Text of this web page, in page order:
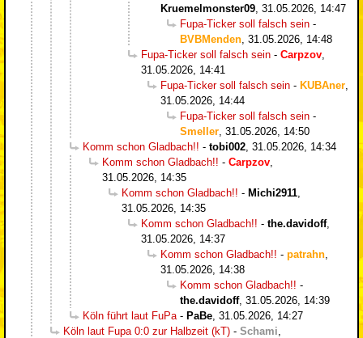
Kruemelmonster09 31.05.2026, 14:47
Fupa-Ticker soll falsch sein -
BVBMenden 31.05.2026, 14:48
Fupa-Ticker soll falsch sein - Carpzov
31.05.2026, 14:41
Fupa-Ticker soll falsch sein - KUBAner
31.05.2026, 14:44
Fupa-Ticker soll falsch sein -
Smeller 31.05.2026, 14:50
Komm schon Gladbach!! - tobi002 31.05.2026, 14:34
Komm schon Gladbach!! - Carpzov
31.05.2026, 14:35
Komm schon Gladbach!! - Michi2911
31.05.2026, 14:35
Komm schon Gladbach!! - the.davidoff,
31.05.2026, 14:37
Komm schon Gladbach!! - patrahn
31.05.2026, 14:38
Komm schon Gladbach!! -
the.davidoff, 31.05.2026, 14:39
Köln führt laut FuPa - PaBe 31.05.2026, 14:27
Köln laut Fupa 0:0 zur Halbzeit (kT) - Schami